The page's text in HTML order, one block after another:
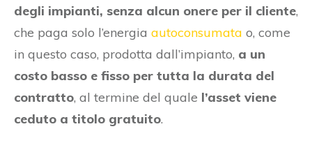
degli impianti, senza alcun onere per il cliente,
che paga solo l’energia autoconsumata o, come
in questo caso, prodotta dall’impianto, a un
costo basso e fisso per tutta la durata del
contratto, al termine del quale l’asset viene
ceduto a titolo gratuito.